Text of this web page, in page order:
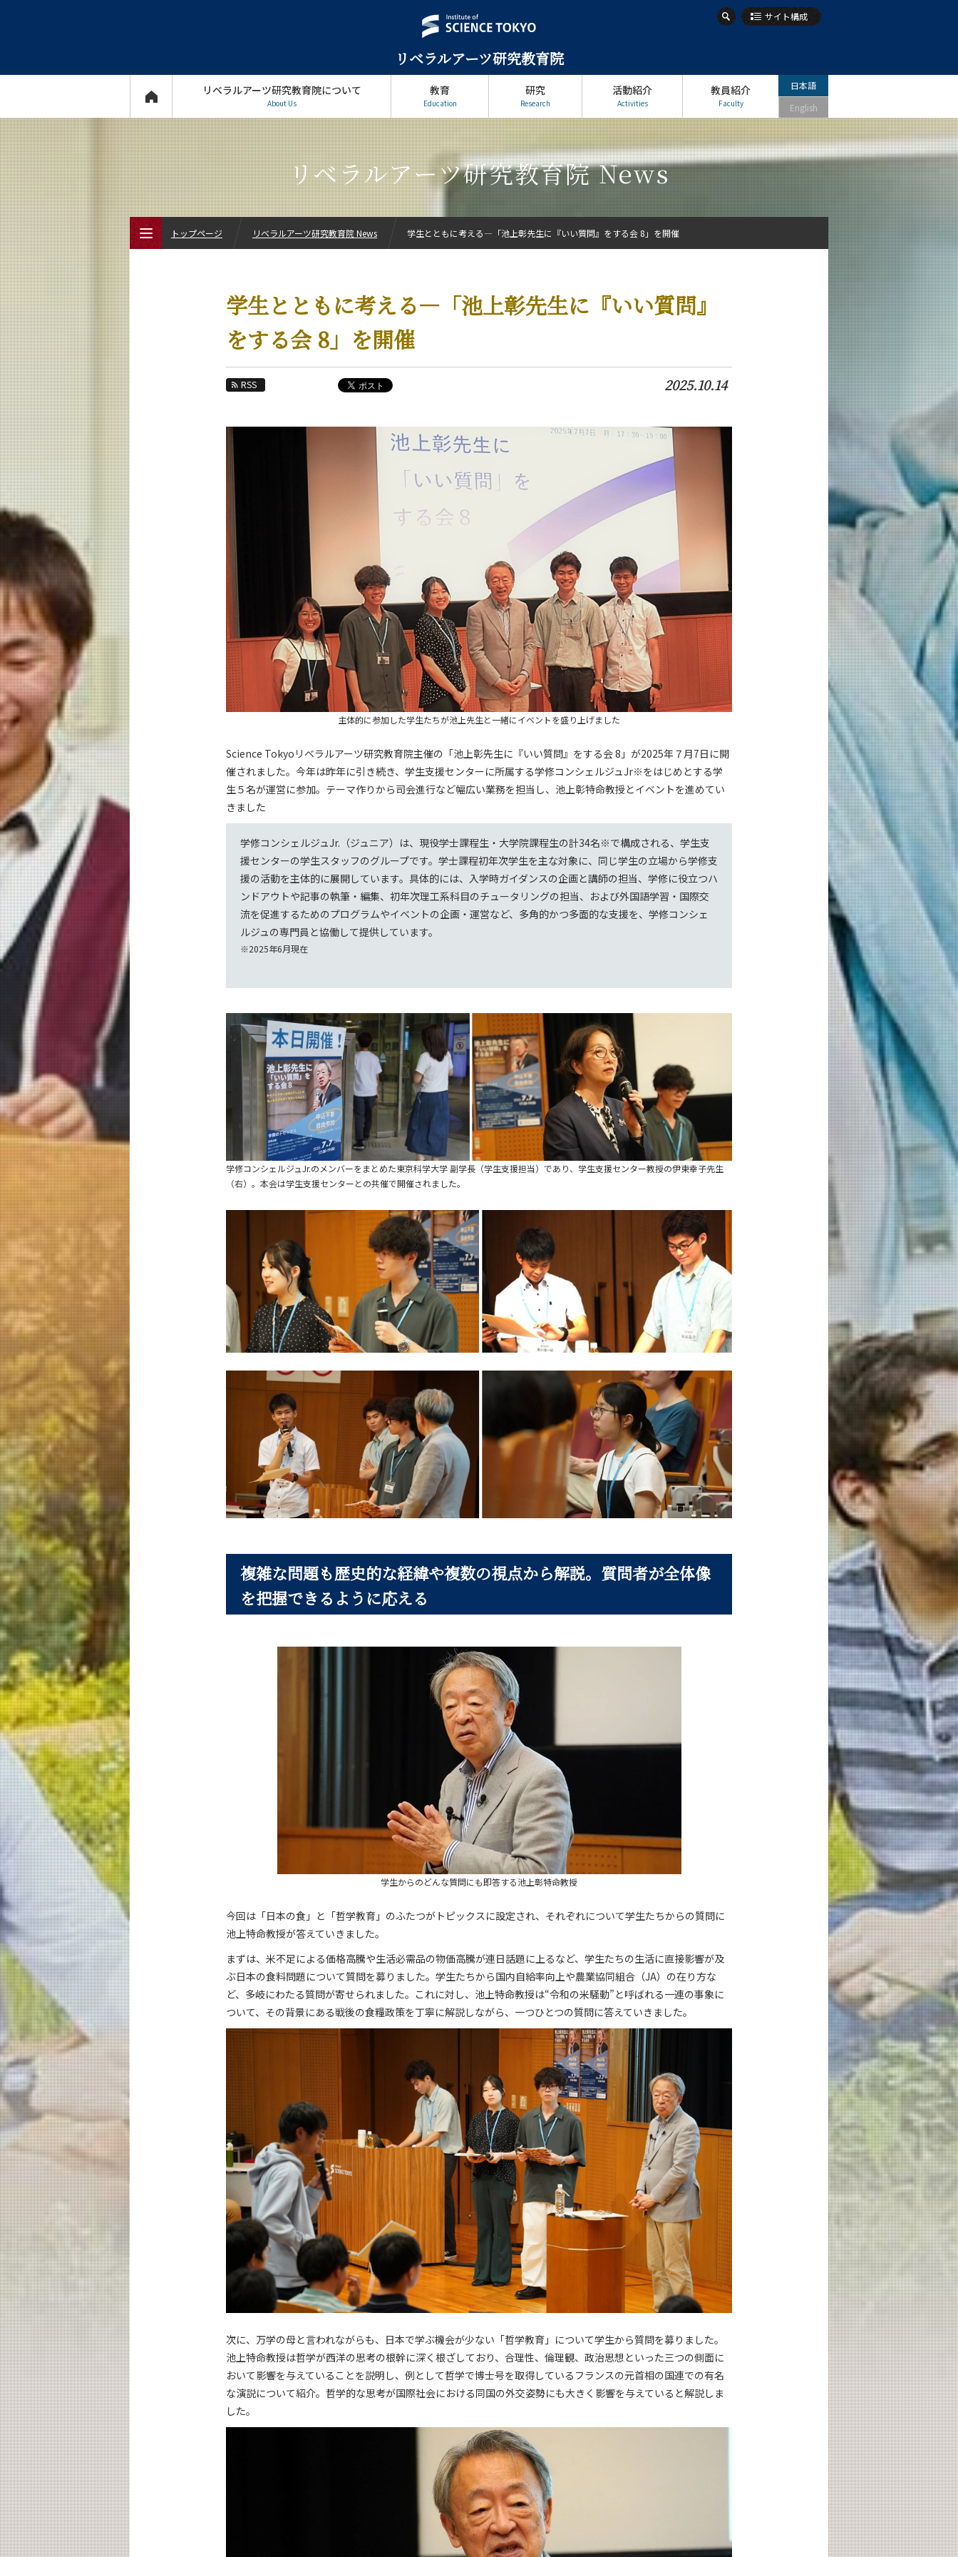
リベラルアーツ研究教育院
サイト構成
リベラルアーツ研究教育院について
About Us
教育
Education
研究
Research
活動紹介
Activities
教員紹介
Faculty
日本語
English
リベラルアーツ研究教育院 News
学生とともに考える―「池上彰先生に『いい質問』
をする会 8」を開催
RSS 2025.10.14
主体的に参加した学生たちが池上先生と一緒にイベントを盛り上げました
Science Tokyoリベラルアーツ研究教育院主催の「池上彰先生に『いい質問』をする会 8」が2025年７月7日に開
催されました。今年は昨年に引き続き、学生支援センターに所属する学修コンシェルジュJr※をはじめとする学
生５名が運営に参加。テーマ作りから司会進行など幅広い業務を担当し、池上彰特命教授とイベントを進めてい
きました
学修コンシェルジュJr.（ジュニア）は、現役学士課程生・大学院課程生の計34名※で構成される、学生支
援センターの学生スタッフのグループです。学士課程初年次学生を主な対象に、同じ学生の立場から学修支
援の活動を主体的に展開しています。具体的には、入学時ガイダンスの企画と講師の担当、学修に役立つハ
ンドアウトや記事の執筆・編集、初年次理工系科目のチュータリングの担当、および外国語学習・国際交
流を促進するためのプログラムやイベントの企画・運営など、多角的かつ多面的な支援を、学修コンシェ
ルジュの専門員と協働して提供しています。
※2025年6月現在
学修コンシェルジュJr.のメンバーをまとめた東京科学大学 副学長（学生支援担当）であり、学生支援センター教授の伊東幸子先生
（右）。本会は学生支援センターとの共催で開催されました。
複雑な問題も歴史的な経緯や複数の視点から解説。質問者が全体像
を把握できるように応える
学生からのどんな質問にも即答する池上彰特命教授
今回は「日本の食」と「哲学教育」のふたつがトピックスに設定され、それぞれについて学生たちからの質問に
池上特命教授が答えていきました。
まずは、米不足による価格高騰や生活必需品の物価高騰が連日話題に上るなど、学生たちの生活に直接影響が及
ぶ日本の食料問題について質問を募りました。学生たちから国内自給率向上や農業協同組合（JA）の在り方な
ど、多岐にわたる質問が寄せられました。これに対し、池上特命教授は“令和の米騒動”と呼ばれる一連の事象に
ついて、その背景にある戦後の食糧政策を丁寧に解説しながら、一つひとつの質問に答えていきました。
次に、万学の母と言われながらも、日本で学ぶ機会が少ない「哲学教育」について学生から質問を募りました。
池上特命教授は哲学が西洋の思考の根幹に深く根ざしており、合理性、倫理観、政治思想といった三つの側面に
おいて影響を与えていることを説明し、例として哲学で博士号を取得しているフランスの元首相の国連での有名
な演説について紹介。哲学的な思考が国際社会における同国の外交姿勢にも大きく影響を与えていると解説しま
した。
トップページ リベラルアーツ研究教育院 News 学生とともに考える―「池上彰先生に『いい質問』をする会 8」を開催
リベラルアーツ研究教育院について